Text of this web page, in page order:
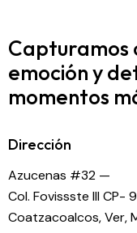
Capturamos
emoción y
momentos
Dirección
Azucenas #32 —
Col. Fovissste III CP-
Coatzacoalcos, Ver,